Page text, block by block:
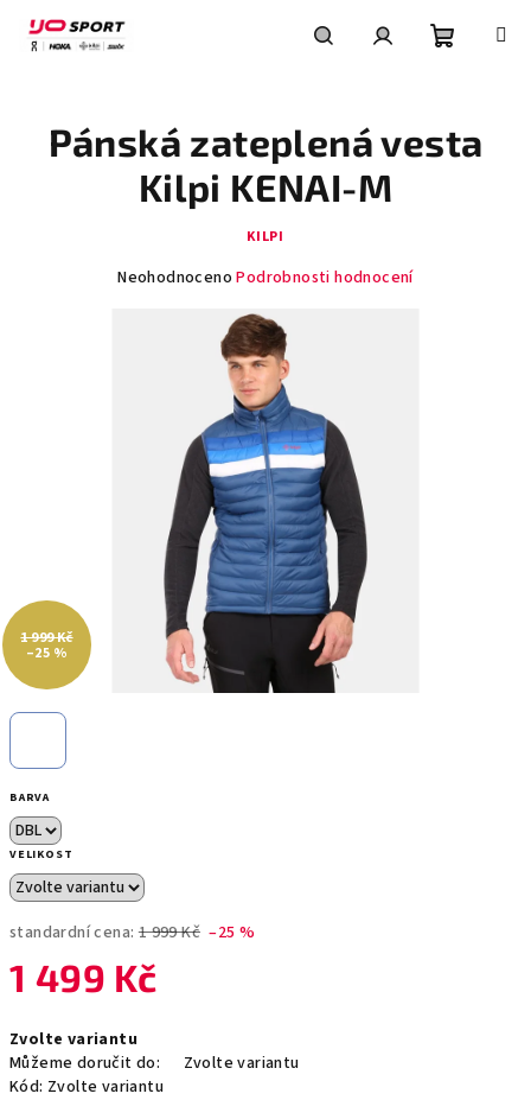
obsah
košík
BARVA
VELIKOST
standardní cena: 1 999 Kč –25 %
1 499 Kč
cena:
Zvolte variantu
Můžeme doručit do:
Zvolte variantu
Kód: Zvolte variantu
Pánská zateplená vesta
Kilpi KENAI-M
KILPI
Průměrné
hvězdiček.
Neohodnoceno Podrobnosti hodnocení
1 999 Kč
–25 %